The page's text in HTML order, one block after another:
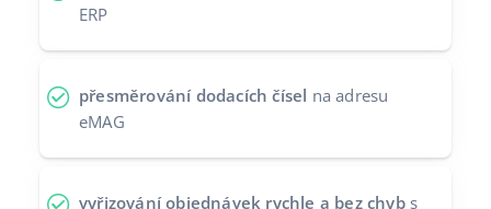
ERP
přesměrování dodacích čísel na adresu
eMAG
vyřizování objednávek rychle a bez chybs